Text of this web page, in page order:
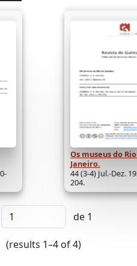
Os museus do
Janeiro.
44 (3-4) Jul.-Dez.
204.
de 1
(results 1–4 of 4)